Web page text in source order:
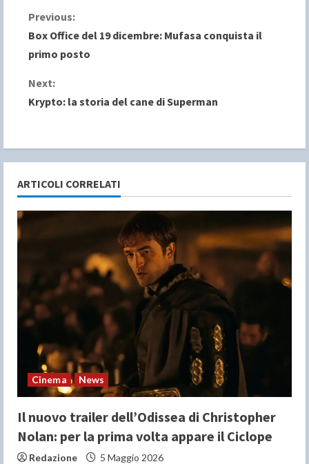
C
o
n
t
n
u
e
e
a
d
i
n
g
Previous:
Box Office del 19 dicembre: Mufasa conquista il
primo posto
Next:
Krypto: la storia del cane di Superman
ARTICOLI CORRELATI
Cinema News
Il nuovo trailer dell’Odissea di Christopher
Nolan: per la prima volta appare il Ciclope
Redazione 5 Maggio 2026